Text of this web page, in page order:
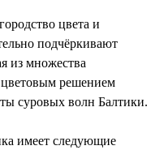
цвета и
подчёркивают
из множества
цветовым решением
суровых волн Балтики.
имеет следующие